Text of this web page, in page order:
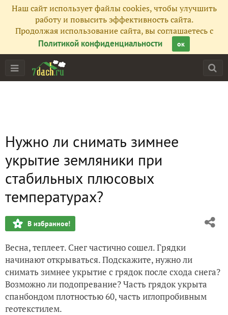
Наш сайт использует файлы cookies, чтобы улучшить
работу и повысить эффективность сайта.
Продолжая использование сайта, вы соглашаетесь с
Политикой конфиденциальности
ок
Нужно ли снимать зимнее
укрытие земляники при
стабильных плюсовых
температурах?
В избранное!
Весна, теплеет. Снег частично сошел. Грядки
начинают открываться. Подскажите, нужно ли
снимать зимнее укрытие с грядок после схода снега?
Возможно ли подопревание? Часть грядок укрыта
спанбондом плотностью 60, часть иглопробивным
геотекстилем.